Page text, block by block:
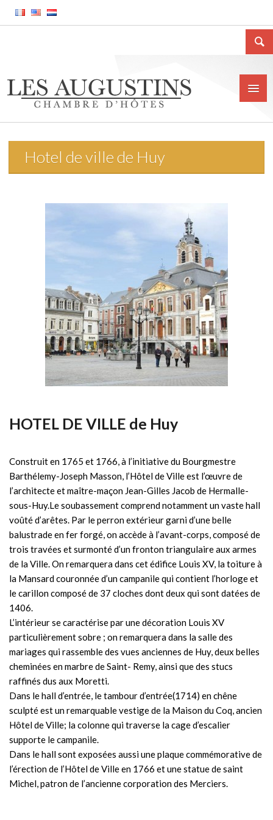
Accueil
Contact
Hotel de ville de Huy
HOTEL DE VILLE de Huy
Construit en 1765 et 1766, à l’initiative du Bourgmestre
Barthélemy-Joseph Masson, l’Hôtel de Ville est l’œuvre de
l’architecte et maître-maçon Jean-Gilles Jacob de Hermalle-
sous-Huy.Le soubassement comprend notamment un vaste hall
voûté d’arêtes. Par le perron extérieur garni d’une belle
balustrade en fer forgé, on accède à l’avant-corps, composé de
trois travées et surmonté d’un fronton triangulaire aux armes
de la Ville. On remarquera dans cet édifice Louis XV, la toiture à
la Mansard couronnée d’un campanile qui contient l’horloge et
le carillon composé de 37 cloches dont deux qui sont datées de
1406.
L’intérieur se caractérise par une décoration Louis XV
particulièrement sobre ; on remarquera dans la salle des
mariages qui rassemble des vues anciennes de Huy, deux belles
cheminées en marbre de Saint- Remy, ainsi que des stucs
raffinés dus aux Moretti.
Dans le hall d’entrée, le tambour d’entrée(1714) en chêne
sculpté est un remarquable vestige de la Maison du Coq, ancien
Hôtel de Ville; la colonne qui traverse la cage d’escalier
supporte le campanile.
Dans le hall sont exposées aussi une plaque commémorative de
l’érection de l’Hôtel de Ville en 1766 et une statue de saint
Michel, patron de l’ancienne corporation des Merciers.